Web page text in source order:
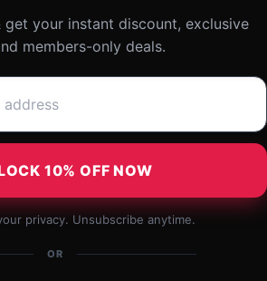
with this product. It’s
your instant discount, exclusive
members-only deals.
10% OFF NOW
privacy. Unsubscribe anytime.
OR